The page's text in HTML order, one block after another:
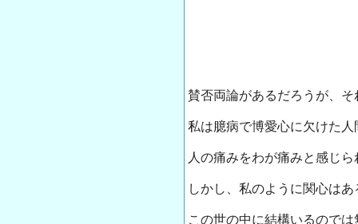
賛否両論があるだろうが、
私は臆病で博愛心に欠けた
人の痛みをわが痛みと感じ
しかし、私のように関心は
この世の中に結構いるので